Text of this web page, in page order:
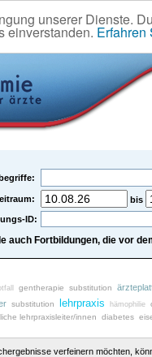
unserer Dienste.
einverstanden. Erfahren
bis
ID:
auch Fortbildungen, die vor
gentherapie substitution
substitution lehrpraxis hämophilie
lehrpraxisleiter/innen
diabetes
verfeinern möchten,